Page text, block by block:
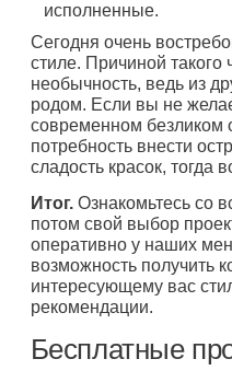
исполненные.
Сегодня очень
стиле. Причиной такого
необычность, ведь из
родом. Если вы не
современном
потребность внести
сладость красок, тогда
Итог.Ознакомьтесь со
потом свой выбор
оперативно у наших
возможность получить
интересующему вас
рекомендации.
Бесплатные